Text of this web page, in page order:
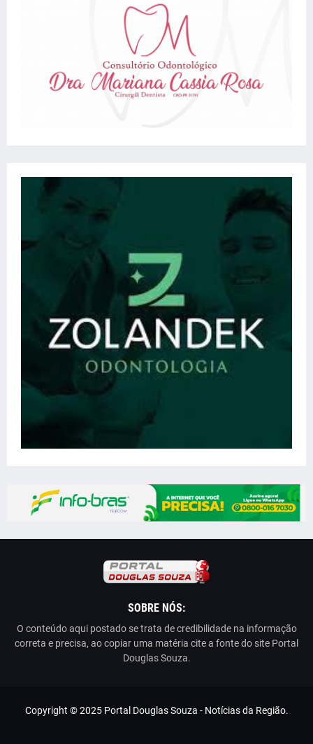
SOBRE NÓS:
O conteúdo aqui postado se trata de credibilidade na informação
correta e precisa, ao copiar uma matéria cite a fonte do site Portal
Douglas Souza.
Copyright © 2025 Portal Douglas Souza - Notícias da Região.